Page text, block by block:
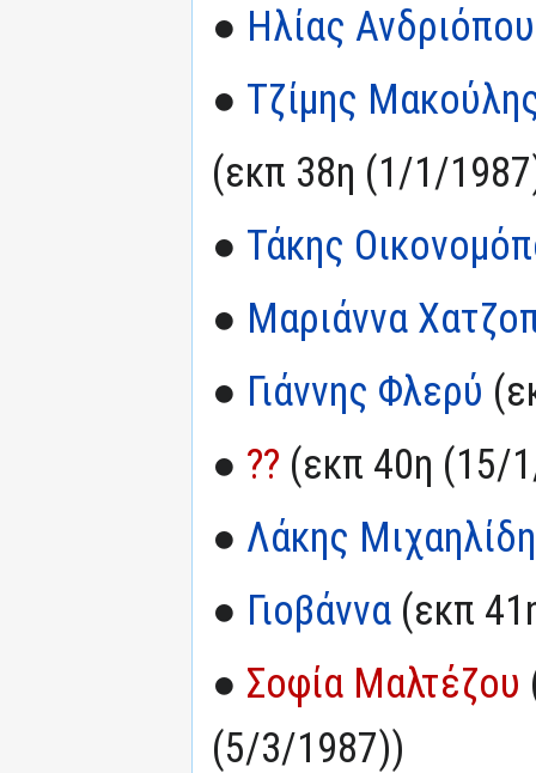
● Ηλίας
● Τζίμης
(εκπ 38η (1/1/
● Τάκης
● Μαριάννα
● Γιάννης Φλερύ
● ?? (εκπ 40η (15/
● Λάκης
● Γιοβάννα (εκπ
● Σοφία Μαλτέζου
(5/3/1987))